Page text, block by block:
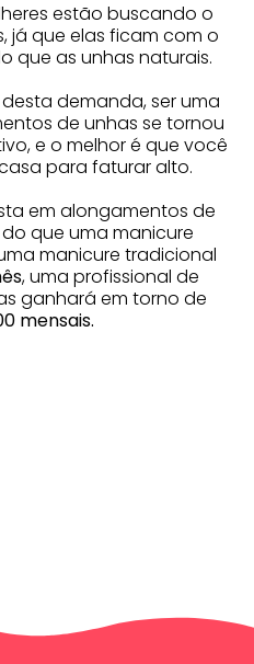
estão buscando o
já que elas ficam com o
que as unhas naturais.
demanda, ser uma
de unhas se tornou
e o melhor é que você
para faturar alto.
em alongamentos de
que uma manicure
manicure tradicional
, uma profissional de
ganhará em torno de
mensais.